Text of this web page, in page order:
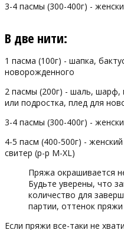
3-4 пасмы (300-400г) -
В две нити:
1 пасма (100г) - шапка,
новорожденного
2 пасмы (200г) - шаль, шарф,
или подростка, плед для
3-4 пасмы (300-400г) -
4-5 пасм (400-500г) -
свитер (р-р M-XL)
Пряжа окрашивается
Будьте уверены, что
количество для
партии, оттенок
Если пряжи все-таки не